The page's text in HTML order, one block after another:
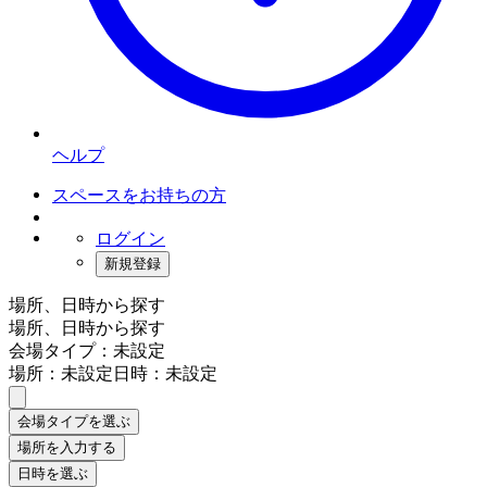
ヘルプ
スペースをお持ちの方
ログイン
新規登録
場所、日時から探す
場所、日時から探す
会場タイプ：未設定
場所：未設定日時：未設定
会場タイプを選ぶ
場所を入力する
日時を選ぶ